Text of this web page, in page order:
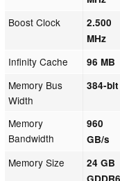
Boost Clock
2.500
MHz
Infinity Cache
96 MB
Memory Bus
Width
384-bit
Memory
Bandwidth
960
GB/s
Memory Size
24 GB